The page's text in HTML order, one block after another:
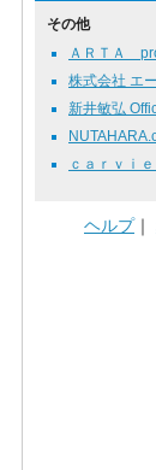
その他
ＡＲＴＡ
株式会社 エ
新井敏弘
ｃａｒｖｉｅ
ヘルプ｜